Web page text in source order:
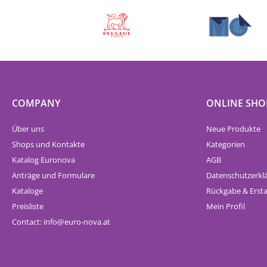
COMPANY
Über uns
Shops und Kontakte
Katalog Euronova
Anträge und Formulare
Kataloge
Preisliste
Contact: info euro-nova.at
ONLINE
Neue Produkte
Kategorien
AGB
Rückgabe &
Mein Profil